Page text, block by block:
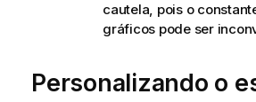
cautela, pois o
gráficos pode ser
Personalizando o